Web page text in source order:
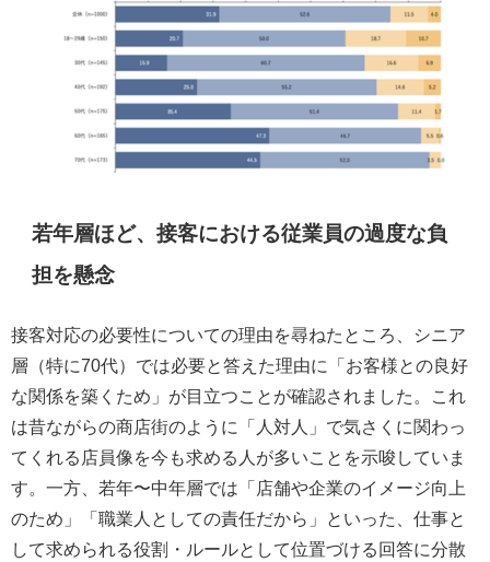
若年層ほど、接客における従業員の過度な負
担を懸念
接客対応の必要性についての理由を尋ねたところ、シニア
層（特に70代）では必要と答えた理由に「お客様との良好
な関係を築くため」が目立つことが確認されました。これ
は昔ながらの商店街のように「人対人」で気さくに関わっ
てくれる店員像を今も求める人が多いことを示唆していま
す。一方、若年〜中年層では「店舗や企業のイメージ向上
のため」「職業人としての責任だから」といった、仕事と
して求められる役割・ルールとして位置づける回答に分散